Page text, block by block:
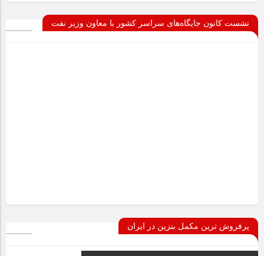
نشست کانون جایگاه‌های سراسر کشور با معاون وزیر نفت
پرفروش ترین مکمل بنزین در ایران